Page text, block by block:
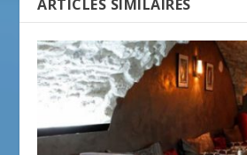
ARTICLES SIMILAIRES